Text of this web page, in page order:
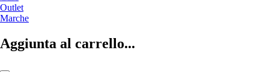
Outlet
Marche
Aggiunta al carrello...